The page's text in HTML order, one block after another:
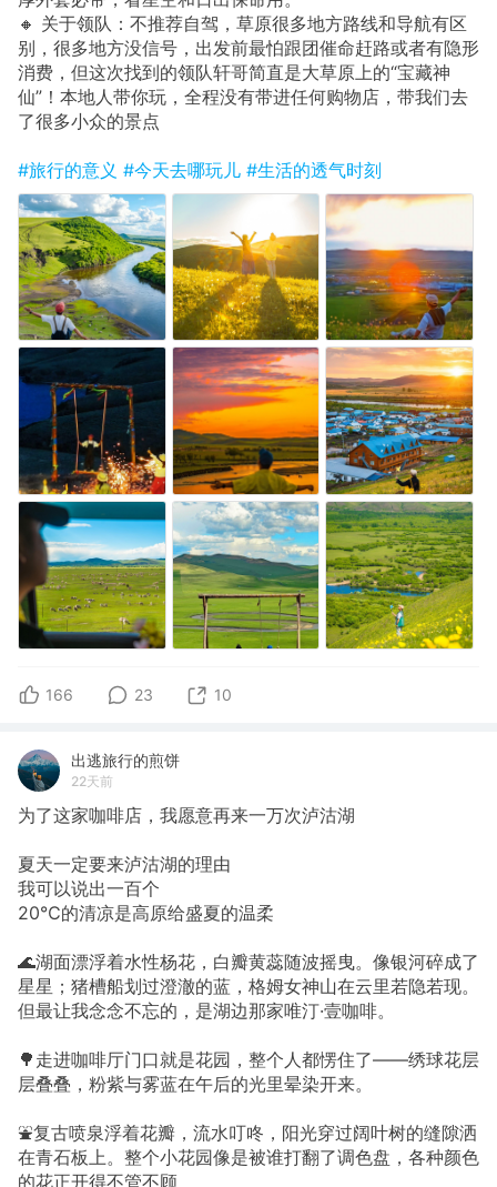
🔸 关于领队：不推荐自驾，草原很多地方路线和导航有区
别，很多地方没信号，出发前最怕跟团催命赶路或者有隐形
消费，但这次找到的领队轩哥简直是大草原上的“宝藏神
仙”！本地人带你玩，全程没有带进任何购物店，带我们去
了很多小众的景点
#旅行的意义 #今天去哪玩儿 #生活的透气时刻
166 23 10
出逃旅行的煎饼
22天前
为了这家咖啡店，我愿意再来一万次泸沽湖
夏天一定要来泸沽湖的理由
我可以说出一百个
20℃的清凉是高原给盛夏的温柔
🌊湖面漂浮着水性杨花，白瓣黄蕊随波摇曳。像银河碎成了
星星；猪槽船划过澄澈的蓝，格姆女神山在云里若隐若现。
但最让我念念不忘的，是湖边那家唯汀·壹咖啡。
🌳走进咖啡厅门口就是花园，整个人都愣住了——绣球花层
层叠叠，粉紫与雾蓝在午后的光里晕染开来。
⛲复古喷泉浮着花瓣，流水叮咚，阳光穿过阔叶树的缝隙洒
在青石板上。整个小花园像是被谁打翻了调色盘，各种颜色
的花正开得不管不顾